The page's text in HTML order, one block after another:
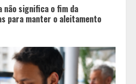
não significa o fim da
para manter o aleitamento